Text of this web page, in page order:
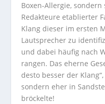
Boxen-Allergie, sondern
Redakteure etablierter
Klang dieser im ersten
Lautsprecher zu
und dabei häufig nach
rangen. Das eherne
desto besser der
sondern eher in
bröckelte!